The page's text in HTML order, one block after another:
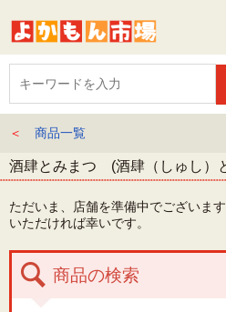
＜ 商品一覧
酒肆とみまつ (酒肆（しゅし
ただいま、店舗を準備中でございま
いただければ幸いです。
商品の検索